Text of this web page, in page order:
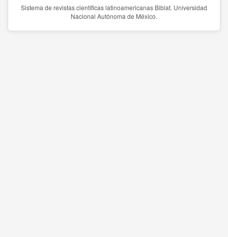
Sistema de revistas científicas latinoamericanas Biblat. Universidad
Nacional Autónoma de México.